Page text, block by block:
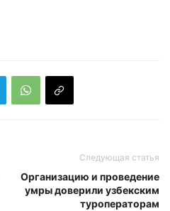
Следующая статья
Организацию и проведение
умры доверили узбекским
туроператорам